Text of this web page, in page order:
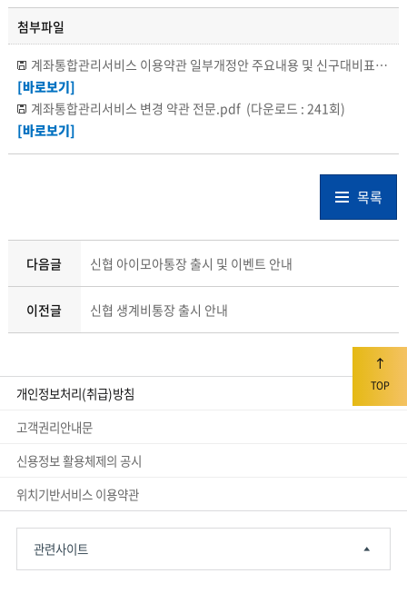
첨부파일
계좌통합관리서비스 이용약관 일부개정안 주요내용 및 신구대비표.pdf
[바로보기]
계좌통합관리서비스 변경 약관 전문.pdf (다운로드 : 241회)
[바로보기]
목록
다음글 신협 아이모아통장 출시 및 이벤트 안내
이전글 신협 생계비통장 출시 안내
개인정보처리(취급)방침
고객권리안내문
신용정보 활용체제의 공시
위치기반서비스 이용약관
관련사이트
TOP